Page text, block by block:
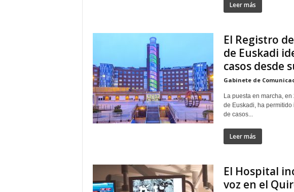
Leer más
El Registro
de Euskadi
casos desde
Gabinete de
La puesta en marcha,
de Euskadi, ha
de casos...
Leer más
El Hospital
voz en el